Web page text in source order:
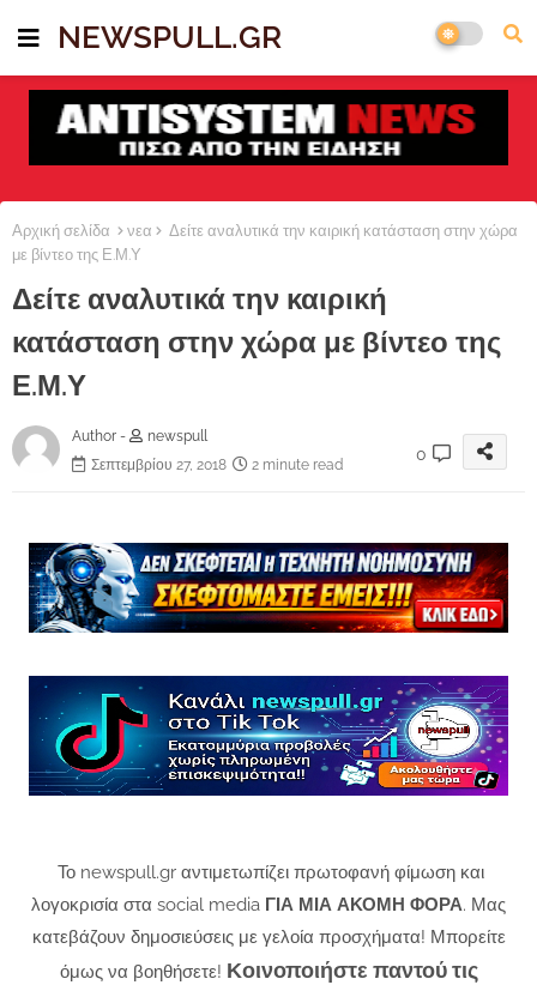
NEWSPULL.GR
Αρχική σελίδα νεα
Δείτε αναλυτικά την καιρική κατάσταση στην χώρα
με βίντεο της Ε.Μ.Υ
Δείτε αναλυτικά την καιρική
κατάσταση στην χώρα με βίντεο της
Ε.Μ.Υ
Author -
newspull
Σεπτεμβρίου 27, 2018
2 minute read
0
Το newspull.gr αντιμετωπίζει πρωτοφανή φίμωση και
λογοκρισία στα social media ΓΙΑ ΜΙΑ ΑΚΟΜΗ ΦΟΡΑ. Μας
κατεβάζουν δημοσιεύσεις με γελοία προσχήματα! Μπορείτε
όμως να βοηθήσετε! Κοινοποιήστε παντού τις